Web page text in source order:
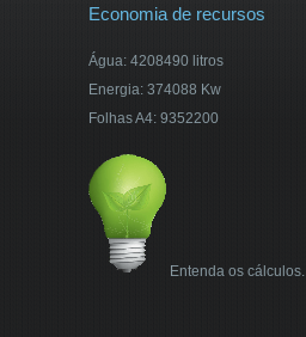
Economia de recursos
Água: 4208490 litros
Energia: 374088 Kw
Folhas A4: 9352200
Entenda os cálculos.